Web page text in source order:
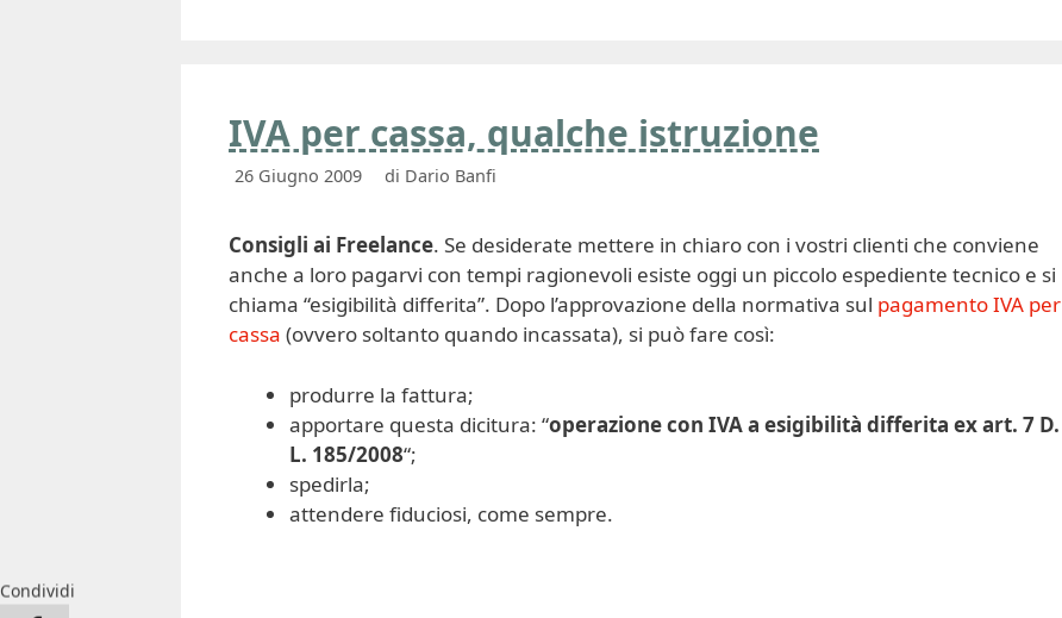
IVA per cassa, qualche istruzione
26 Giugno 2009 di Dario Banfi
Consigli ai Freelance. Se desiderate mettere in chiaro con i vostri clienti che conviene
anche a loro pagarvi con tempi ragionevoli esiste oggi un piccolo espediente tecnico e si
chiama “esigibilità differita”. Dopo l’approvazione della normativa sul pagamento IVA per
cassa (ovvero soltanto quando incassata), si può fare così:
produrre la fattura;
apportare questa dicitura: “operazione con IVA a esigibilità differita ex art. 7 D.
L. 185/2008“;
spedirla;
attendere fiduciosi, come sempre.
Condividi